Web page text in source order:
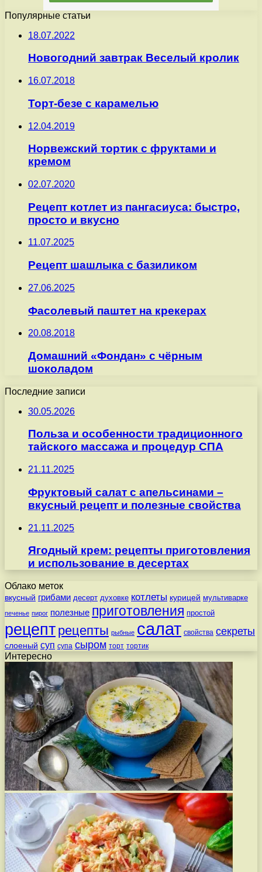
Популярные статьи
18.07.2022
Новогодний завтрак Веселый кролик
16.07.2018
Торт-безе с карамелью
12.04.2019
Норвежский тортик с фруктами и
кремом
02.07.2020
Рецепт котлет из пангасиуса: быстро,
просто и вкусно
11.07.2025
Рецепт шашлыка с базиликом
27.06.2025
Фасолевый паштет на крекерах
20.08.2018
Домашний «Фондан» с чёрным
шоколадом
Последние записи
30.05.2026
Польза и особенности традиционного
тайского массажа и процедур СПА
21.11.2025
Фруктовый салат с апельсинами –
вкусный рецепт и полезные свойства
21.11.2025
Ягодный крем: рецепты приготовления
и использование в десертах
Облако меток
вкусный грибами десерт духовке котлеты курицей мультиварке
печенье пирог полезные приготовления простой
рецепт рецепты рыбные салат свойства секреты
слоеный суп супа сыром торт тортик
Интересно